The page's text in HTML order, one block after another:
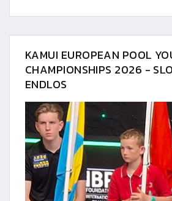
KAMUI EUROPEAN POOL
CHAMPIONSHIPS 2026 -
ENDLOS